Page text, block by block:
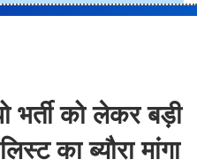
भर्ती को लेकर बड़ी
का ब्यौरा मांगा